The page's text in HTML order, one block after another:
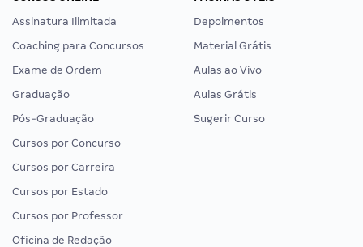
Assinatura Ilimitada
Coaching para Concursos
Exame de Ordem
Graduação
Pós-Graduação
Cursos por Concurso
Cursos por Carreira
Cursos por Estado
Cursos por Professor
Oficina de Redação
Depoimentos
Material Grátis
Aulas ao Vivo
Aulas Grátis
Sugerir Curso